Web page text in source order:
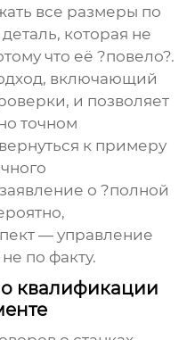
все размеры по
которая не
что её ?повело?.
включающий
и позволяет
точном
к примеру
заявление о ?полной
— управление
по факту.
квалификации